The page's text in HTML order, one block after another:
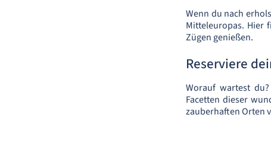
Wenn du nach
Mitteleuropas. Hier
Zügen genießen.
Reserviere
Worauf wartest
Facetten dieser
zauberhaften Orten